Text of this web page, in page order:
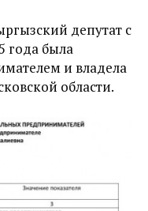
депутат с
года была
и владела
области.